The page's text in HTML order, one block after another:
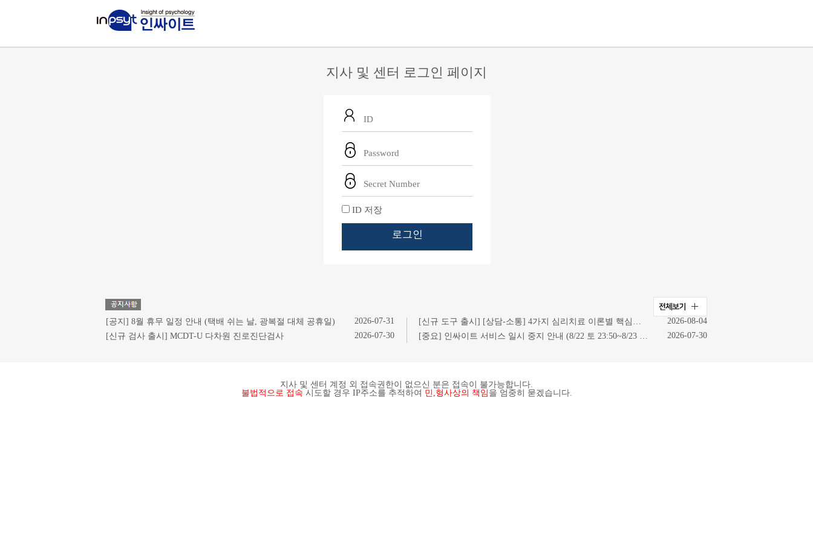
지사 및 센터 로그인 페이지
ID 저장
로그인
[공지] 8월 휴무 일정 안내 (택배 쉬는 날, 광복절 대체 공휴일) 2026-07-31 [신규 도구 출시] [상담-소통] 4가지 심리치료 이론별 핵심질문카드
2026-08-04
[신규 검사 출시] MCDT-U 다차원 진로진단검사
2026-07-30 [중요] 인싸이트 서비스 일시 중지 안내 (8/22 토 23:50~8/23 일 23:50) 2026-07-30
지사 및 센터 계정 외 접속권한이 없으신 분은 접속이 불가능합니다.
불법적으로 접속 시도할 경우 IP주소를 추적하여 민,형사상의 책임 을 엄중히 묻겠습니다.